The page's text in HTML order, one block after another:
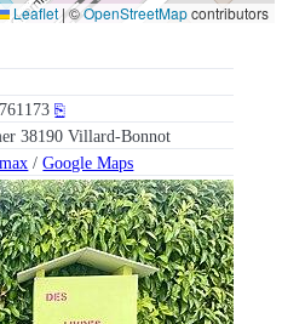
⎘
38190 Villard-Bonnot
/Google Maps
Leaflet|©OpenStreetMapcontributors